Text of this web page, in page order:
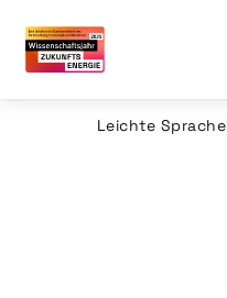
Leichte Sprache